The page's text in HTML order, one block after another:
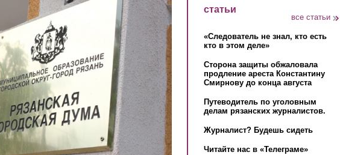
статьи
все статьи
«Следователь не знал, кто есть
кто в этом деле»
Сторона защиты обжаловала
продление ареста Константину
Смирнову до конца августа
Путеводитель по уголовным
делам рязанских журналистов.
Журналист? Будешь сидеть
Читайте нас в «Телеграме»